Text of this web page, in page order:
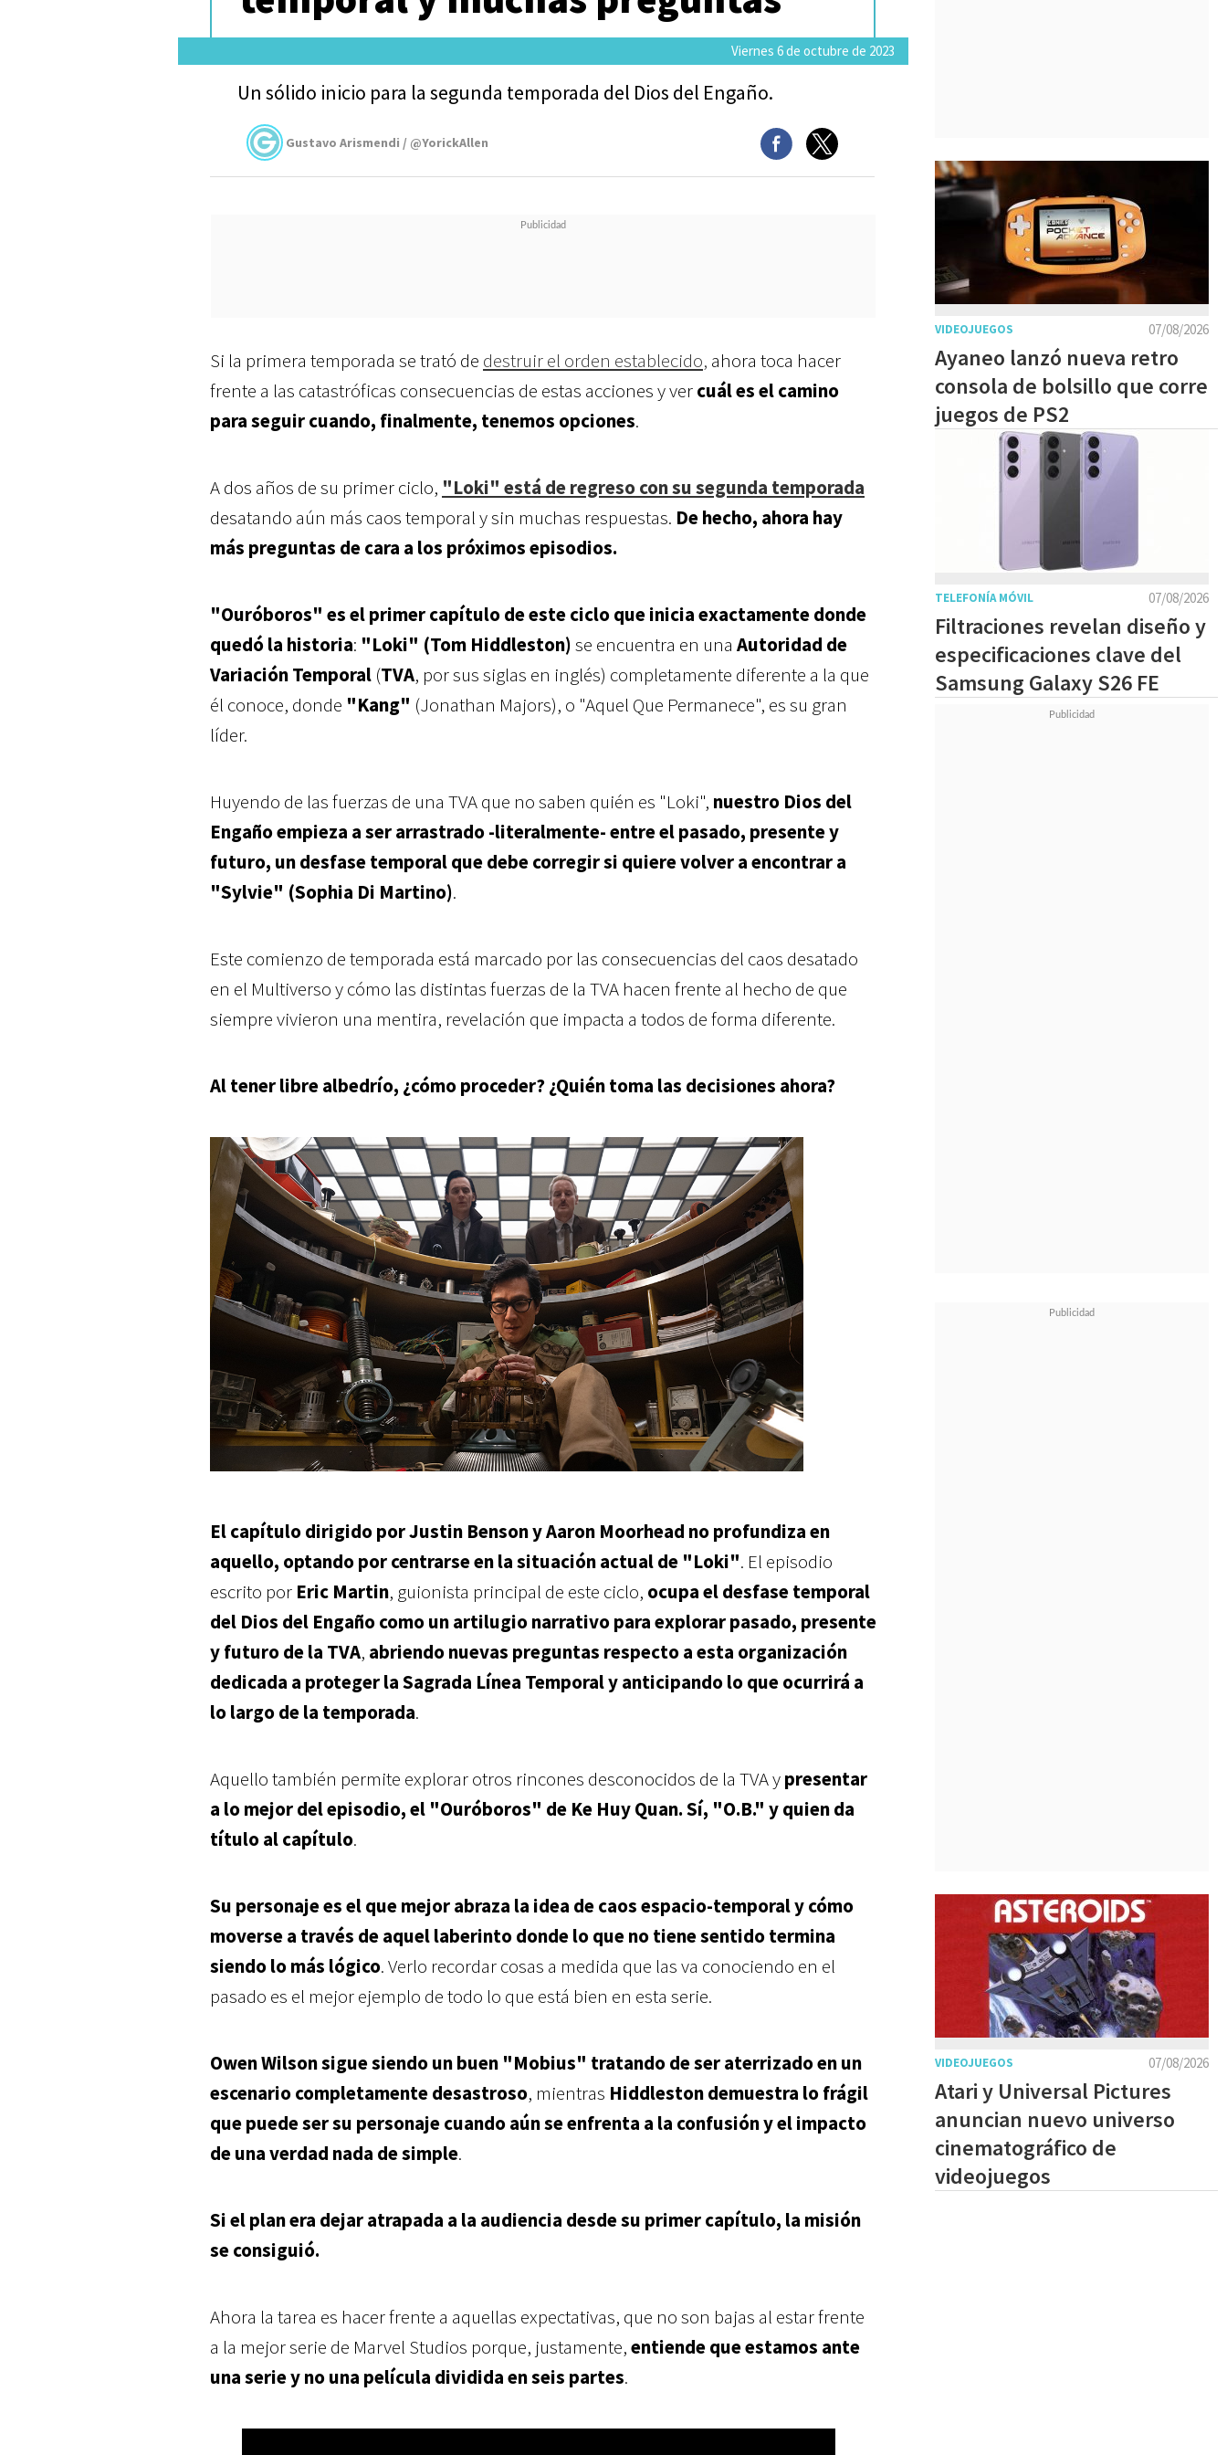
Viernes 6 de octubre de 2023
Un sólido inicio para la segunda temporada del Dios del Engaño.
Gustavo Arismendi / @YorickAllen
Si la primera temporada se trató de destruir el orden establecido, ahora toca hacer
frente a las catastróficas consecuencias de estas acciones y vercuál es el camino
para seguir cuando, finalmente, tenemos opciones.
A dos años de su primer ciclo, "Loki" está de regreso con su segunda temporada
desatando aún más caos temporal y sin muchas respuestas. De hecho, ahora hay
más preguntas de cara a los próximos episodios.
"Ouróboros" es el primer capítulo de este ciclo que inicia exactamente donde
quedó la historia: "Loki" (Tom Hiddleston)se encuentra en una Autoridad de
Variación Temporal (TVA, por sus siglas en inglés) completamente diferente a la que
él conoce, donde "Kang" (Jonathan Majors), o "Aquel Que Permanece", es su gran
líder.
Huyendo de las fuerzas de una TVA que no saben quién es "Loki", nuestro Dios del
Engaño empieza a ser arrastrado -literalmente- entre el pasado, presente y
futuro, un desfase temporal que debe corregir si quiere volver a encontrar a
"Sylvie" (Sophia Di Martino).
Este comienzo de temporada está marcado por las consecuencias del caos desatado
en el Multiverso y cómo las distintas fuerzas de la TVA hacen frente al hecho de que
siempre vivieron una mentira, revelación que impacta a todos de forma diferente.
Al tener libre albedrío, ¿cómo proceder? ¿Quién toma las decisiones ahora?
El capítulo dirigido por Justin Benson y Aaron Moorhead no profundiza en
aquello, optando por centrarse en la situación actual de "Loki". El episodio
escrito por Eric Martin, guionista principal de este ciclo, ocupa el desfase temporal
del Dios del Engaño como un artilugio narrativo para explorar pasado, presente
y futuro de la TVA, abriendo nuevas preguntas respecto a esta organización
dedicada a proteger la Sagrada Línea Temporal y anticipando lo que ocurrirá a
lo largo de la temporada.
Aquello también permite explorar otros rincones desconocidos de la TVA ypresentar
a lo mejor del episodio, el "Ouróboros" de Ke Huy Quan. Sí, "O.B." y quien da
título al capítulo.
Su personaje es el que mejor abraza la idea de caos espacio-temporal y cómo
moverse a través de aquel laberinto donde lo que no tiene sentido termina
siendo lo más lógico. Verlo recordar cosas a medida que las va conociendo en el
pasado es el mejor ejemplo de todo lo que está bien en esta serie.
Owen Wilson sigue siendo un buen "Mobius" tratando de ser aterrizado en un
escenario completamente desastroso, mientras Hiddleston demuestra lo frágil
que puede ser su personaje cuando aún se enfrenta a la confusión y el impacto
de una verdad nada de simple.
Si el plan era dejar atrapada a la audiencia desde su primer capítulo, la misión
se consiguió.
Ahora la tarea es hacer frente a aquellas expectativas, que no son bajas al estar frente
a la mejor serie de Marvel Studios porque, justamente,entiende que estamos ante
una serie y no una película dividida en seis partes.
07/08/2026
VIDEOJUEGOS
Ayaneo lanzó nueva retro
consola de bolsillo que corre
juegos de PS2
07/08/2026
TELEFONÍA MÓVIL
Filtraciones revelan diseño y
especificaciones clave del
Samsung Galaxy S26 FE
07/08/2026
VIDEOJUEGOS
Atari y Universal Pictures
anuncian nuevo universo
cinematográfico de
videojuegos